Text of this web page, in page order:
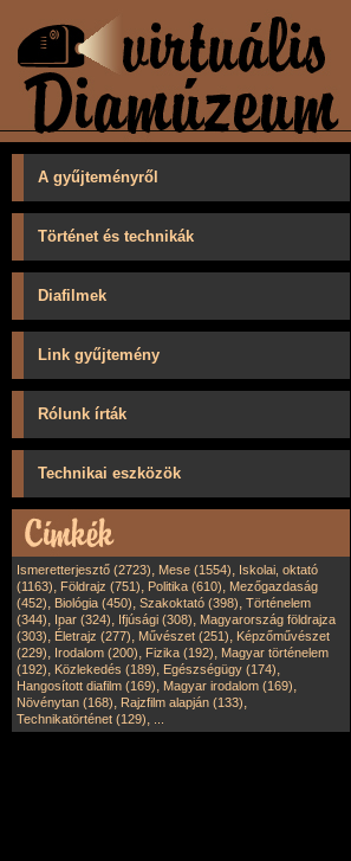
A gyűjteményről
Történet és technikák
Diafilmek
Link gyűjtemény
Rólunk írták
Technikai eszközök
Ismeretterjesztő (2723), Mese (1554), Iskolai, oktató
(1163), Földrajz (751), Politika (610), Mezőgazdaság
(452), Biológia (450), Szakoktató (398), Történelem
(344), Ipar (324), Ifjúsági (308), Magyarország földrajza
(303), Életrajz (277), Művészet (251), Képzőművészet
(229), Irodalom (200), Fizika (192), Magyar történelem
(192), Közlekedés (189), Egészségügy (174),
Hangosított diafilm (169), Magyar irodalom (169),
Növénytan (168), Rajzfilm alapján (133),
Technikatörténet (129),